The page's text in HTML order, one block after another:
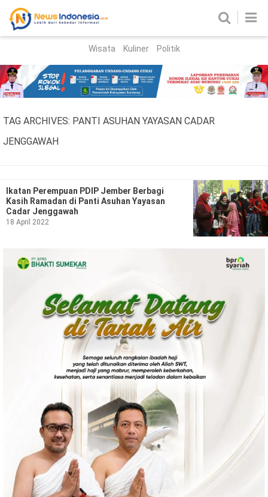
Parlemen
News Madura
Peristiwa
Hukum
Gaya Hidup
Kuliner
Pendidikan
Teknologi
SosBud
Sosial
Wisata Kuliner Politik
TAG ARCHIVES: PANTI ASUHAN YAYASAN CADAR
JENGGAWAH
Ikatan Perempuan PDIP Jember Berbagi
Kasih Ramadan di Panti Asuhan Yayasan
Cadar Jenggawah
18 April 2022